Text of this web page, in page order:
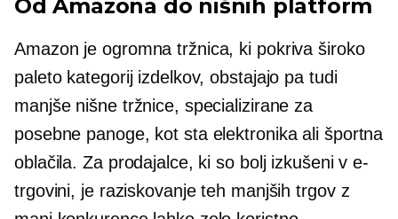
Od Amazona do nišnih platform
Amazon je ogromna tržnica, ki pokriva široko
paleto kategorij izdelkov, obstajajo pa tudi
manjše nišne tržnice, specializirane za
posebne panoge, kot sta elektronika ali športna
oblačila. Za prodajalce, ki so bolj izkušeni v e-
trgovini, je raziskovanje teh manjših trgov z